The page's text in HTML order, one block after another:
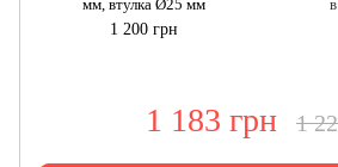
мм, втулка Ø​​​​​​​25 мм
1 200 грн
1 183 грн 1